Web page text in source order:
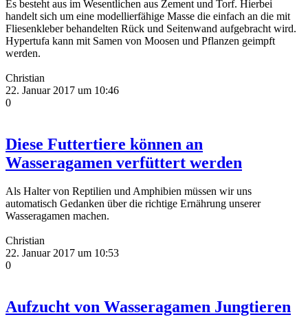
Es besteht aus im Wesentlichen aus Zement und Torf. Hierbei
handelt sich um eine modellierfähige Masse die einfach an die mit
Fliesenkleber behandelten Rück und Seitenwand aufgebracht wird.
Hypertufa kann mit Samen von Moosen und Pflanzen geimpft
werden.
Christian
22. Januar 2017 um 10:46
0
Diese Futtertiere können an
Wasseragamen verfüttert werden
Als Halter von Reptilien und Amphibien müssen wir uns
automatisch Gedanken über die richtige Ernährung unserer
Wasseragamen machen.
Christian
22. Januar 2017 um 10:53
0
Aufzucht von Wasseragamen Jungtieren